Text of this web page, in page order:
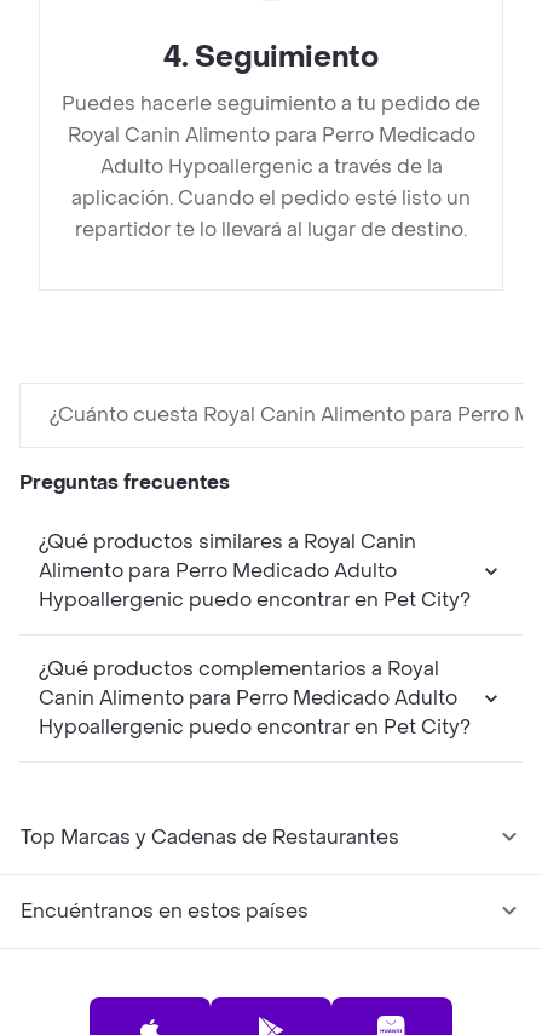
4. Seguimiento
Puedes hacerle seguimiento a tu pedido de
Royal Canin Alimento para Perro Medicado
Adulto Hypoallergenic a través de la
aplicación. Cuando el pedido esté listo un
repartidor te lo llevará al lugar de destino.
¿Cuánto cuesta Royal Canin Alimento para Perro
Preguntas frecuentes
¿Qué productos similares a Royal Canin
Alimento para Perro Medicado Adulto
Hypoallergenic puedo encontrar en Pet City?
¿Qué productos complementarios a Royal
Canin Alimento para Perro Medicado Adulto
Hypoallergenic puedo encontrar en Pet City?
Top Marcas y Cadenas de Restaurantes
Encuéntranos en estos países